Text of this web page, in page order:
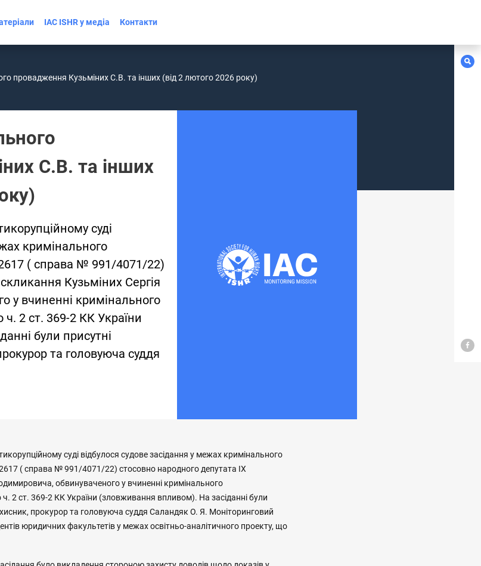
IAC ISHR у медіа Контакти
провадження Кузьміних С.В. та інших (від 2 лютого 2026 року)
С.В. та інших
суді
кримінального
( справа № 991/4071/22)
Кузьміних Сергія
у вчиненні кримінального
2 ст. 369-2 КК України
були присутні
та головуюча суддя
суді відбулося судове засідання у межах кримінального
( справа № 991/4071/22) стосовно народного депутата IX
обвинуваченого у вчиненні кримінального
2 ст. 369-2 КК України (зловживання впливом). На засіданні були
прокурор та головуюча суддя Саландяк О. Я. Моніторинговий
юридичних факультетів у межах освітньо-аналітичного проекту, що